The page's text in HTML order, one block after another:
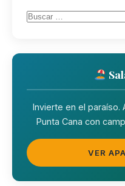
Buscar:
Invierte en el paraíso.
Punta Cana con
VER